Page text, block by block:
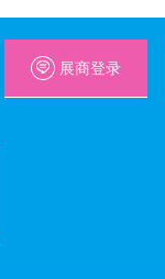
展商登录